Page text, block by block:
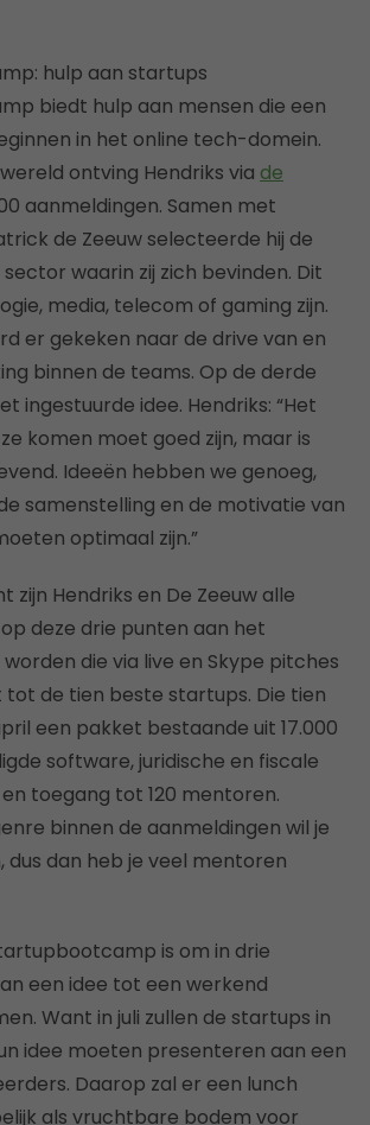
hulp aan startups
biedt hulp aan mensen die een
in het online tech-domein.
ontving Hendriks via de
aanmeldingen. Samen met
de Zeeuw selecteerde hij de
waarin zij zich bevinden. Dit
media, telecom of gaming zijn.
er gekeken naar de drive van en
binnen de teams. Op de derde
ingestuurde idee. Hendriks: “Het
komen moet goed zijn, maar is
Ideeën hebben we genoeg,
samenstelling en de motivatie van
optimaal zijn.”
zijn Hendriks en De Zeeuw alle
deze drie punten aan het
die via live en Skype pitches
de tien beste startups. Die tien
een pakket bestaande uit 17.000
software, juridische en fiscale
toegang tot 120 mentoren.
binnen de aanmeldingen wil je
dus dan heb je veel mentoren
is om in drie
een idee tot een werkend
Want in juli zullen de startups in
idee moeten presenteren aan een
Daarop zal er een lunch
als vruchtbare bodem voor